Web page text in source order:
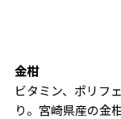
金柑
ビタミン、ポリフ
り。宮崎県産の金